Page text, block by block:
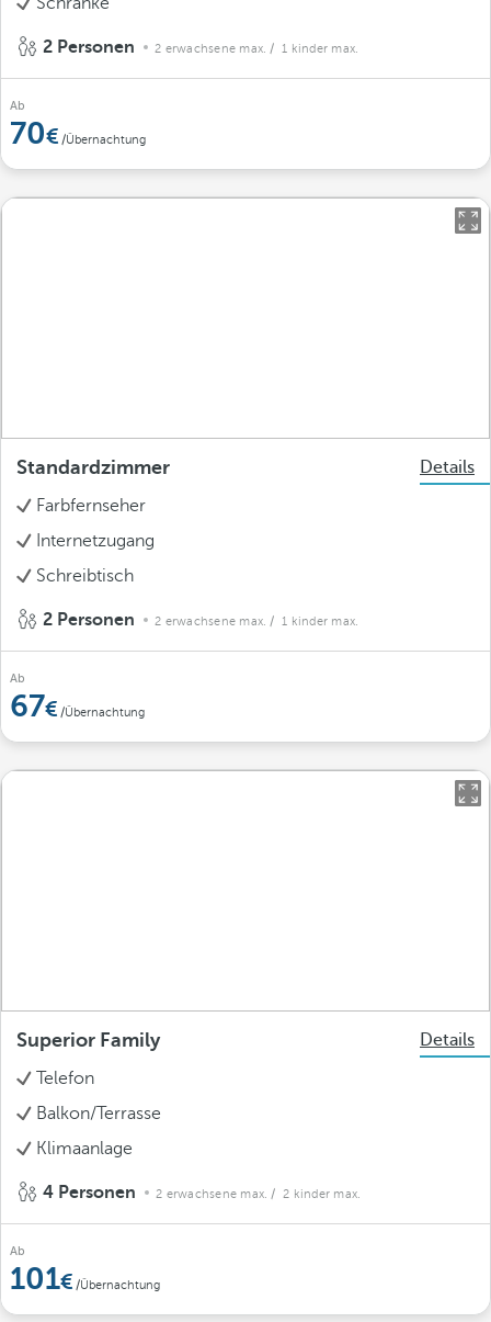
2 Personen 2 erwachsene max. / 1 kinder max.
Ab
70 /Übernachtung
Standardzimmer
Details
Farbfernseher
Internetzugang
Schreibtisch
2 Personen 2 erwachsene max. / 1 kinder max.
Ab
67 /Übernachtung
Superior Family
Details
Telefon
Balkon/Terrasse
Klimaanlage
4 Personen 2 erwachsene max. / 2 kinder max.
Ab
101 /Übernachtung